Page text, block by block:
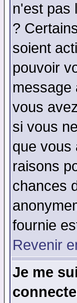
n'est pas
?
soient
pouvoir
message
vous
si vous
que vous
raisons
chances
fournie
Revenir
Je me